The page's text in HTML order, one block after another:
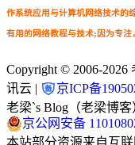
作系统应用与计算机网络技术的
有用的网络教程与技术;因为专注
Copyright © 2006-2026
讯云 |
京ICP备
老梁`s Blog（老梁博
京公网安备
本站部分资源来自互